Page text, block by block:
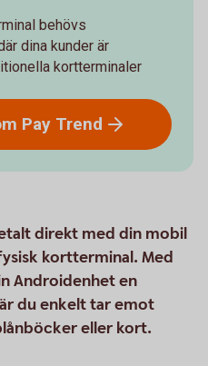
behövs
dina kunder är
kortterminaler
Pay Trend
direkt med din mobil
kortterminal. Med
Androidenhet en
du enkelt tar emot
eller kort.